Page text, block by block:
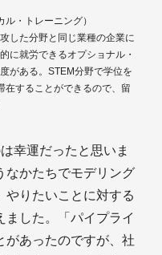
・トレーニング）
した分野と同じ業種の企業に
に就労できるオプショナル・
がある。STEM分野で学位を
在することができるので、留
幸運だったと思いま
なかたちでモデリング
やりたいことに対する
した。「パイプライ
があったのですが、社